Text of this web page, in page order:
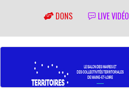
DONS LIVE VIDÉO